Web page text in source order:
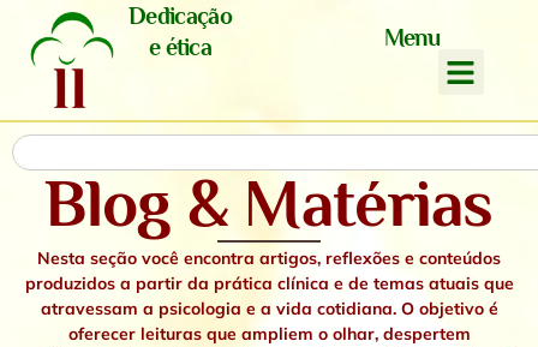
Dedicação
e ética
Menu
Blog & Matérias
Nesta seção você encontra artigos, reflexões e conteúdos
produzidos a partir da prática clínica e de temas atuais que
atravessam a psicologia e a vida cotidiana. O objetivo é
oferecer leituras que ampliem o olhar, despertem